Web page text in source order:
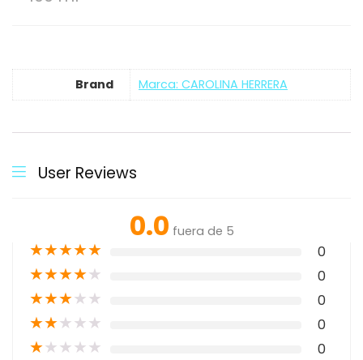
Brand Marca: CAROLINA HERRERA
User Reviews
0.0 fuera de 5
★★★★★ 0
★★★★★ 0
★★★★★ 0
★★★★★ 0
★★★★★ 0